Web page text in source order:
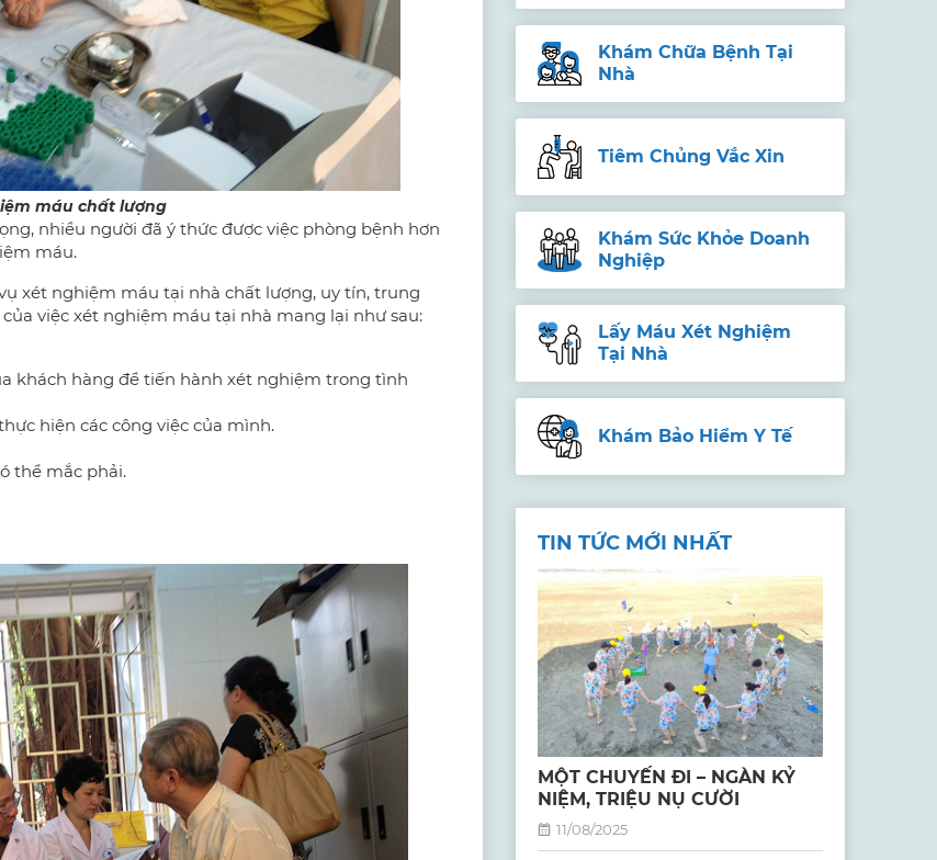
máu chất lượng
nhiều người đã ý thức được việc phòng bệnh hơn
máu.
xét nghiệm máu tại nhà chất lượng, uy tín, trung
việc xét nghiệm máu tại nhà mang lại như sau:
khách hàng để tiến hành xét nghiệm trong tình
hiện các công việc của mình.
thể mắc phải.
Khám Chữa Bệnh Tại
Nhà
Tiêm Chủng Vắc Xin
Khám Sức Khỏe Doanh
Nghiệp
Lấy Máu Xét Nghiệm
Tại Nhà
Khám Bảo Hiểm Y Tế
TIN TỨC MỚI NHẤT
MỘT CHUYẾN ĐI – NGÀN KỶ
NIỆM, TRIỆU NỤ CƯỜI
11/08/2025